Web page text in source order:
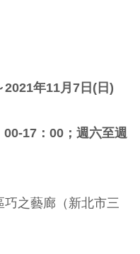
2021年11月7日(日 )
17：00；週六至週
之藝廊（新北市三